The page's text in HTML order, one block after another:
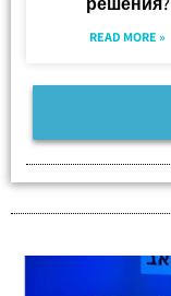
READ MORE »